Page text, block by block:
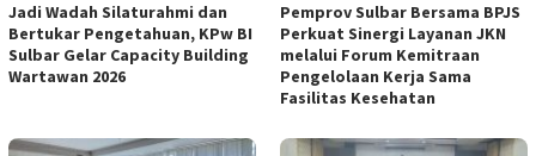
Jadi Wadah Silaturahmi dan
Bertukar Pengetahuan, KPw BI
Sulbar Gelar Capacity Building
Wartawan 2026
Pemprov Sulbar Bersama BPJS
Perkuat Sinergi Layanan JKN
melalui Forum Kemitraan
Pengelolaan Kerja Sama
Fasilitas Kesehatan